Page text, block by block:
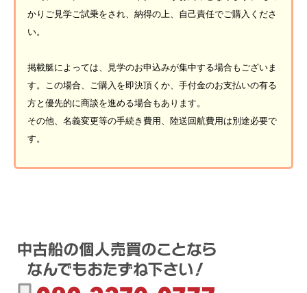
かりご見学ご試乗をされ、納得の上、自己責任でご購入くださ
い。
掲載艇によっては、見学のお申込みが集中する場合もございま
す。この場合、ご購入を即決頂くか、手付金のお支払いの有る
方と優先的に商談を進める場合もあります。
その他、名義変更等の手続き費用、陸送回航費用は別途必要で
す。